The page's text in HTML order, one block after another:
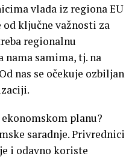
vlada iz regiona EU
ključne važnosti za
regionalnu
nama samima, tj. na
nas se očekuje ozbiljan
planu?
saradnje. Privrednici
i odavno koriste